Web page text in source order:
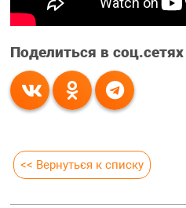
Поделиться в соц.сетях
<< Вернуться к списку